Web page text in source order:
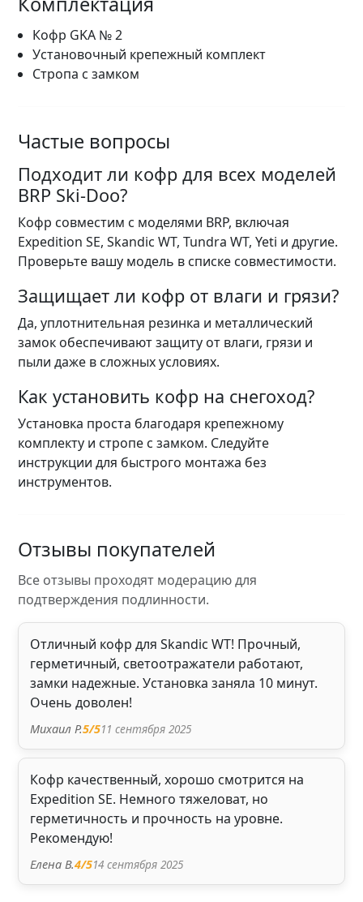
Кофр GKA № 2
Установочный крепежный комплект
Стропа с замком
Частые вопросы
Подходит ли кофр для всех моделей
BRP Ski-Doo?
Кофр совместим с моделями BRP, включая
Expedition SE, Skandic WT, Tundra WT, Yeti и другие.
Проверьте вашу модель в списке совместимости.
Защищает ли кофр от влаги и грязи?
Да, уплотнительная резинка и металлический
замок обеспечивают защиту от влаги, грязи и
пыли даже в сложных условиях.
Как установить кофр на снегоход?
Установка проста благодаря крепежному
комплекту и стропе с замком. Следуйте
инструкции для быстрого монтажа без
инструментов.
Отзывы покупателей
Все отзывы проходят модерацию для
подтверждения подлинности.
Отличный кофр для Skandic WT! Прочный,
герметичный, светоотражатели работают,
замки надежные. Установка заняла 10 минут.
Очень доволен!
Михаил Р.5/511 сентября 2025
Кофр качественный, хорошо смотрится на
Expedition SE. Немного тяжеловат, но
герметичность и прочность на уровне.
Рекомендую!
Елена В.4/514 сентября 2025